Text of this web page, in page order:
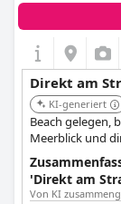
Direkt am
KI-generiert
Beach gelegen,
Meerblick und
kombiniert mit
schafft einen
'Direkt am
Von KI